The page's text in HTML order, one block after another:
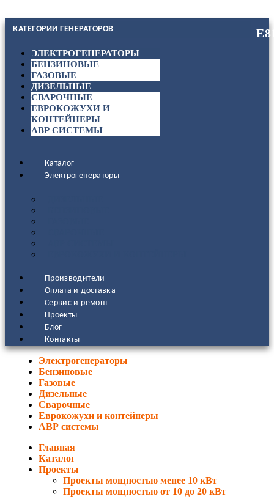
КАТЕГОРИИ ГЕНЕРАТОРОВ
ЭЛЕКТРОГЕНЕРАТОРЫ
БЕНЗИНОВЫЕ
ГАЗОВЫЕ
ДИЗЕЛЬНЫЕ
СВАРОЧНЫЕ
ЕВРОКОЖУХИ И
КОНТЕЙНЕРЫ
АВР СИСТЕМЫ
Каталог
Электрогенераторы
Производители
Оплата и доставка
Сервис и ремонт
Проекты
Блог
Контакты
Электрогенераторы
Бензиновые
Газовые
Дизельные
Сварочные
Еврокожухи и контейнеры
АВР системы
Главная
Каталог
Проекты
Проекты мощностью менее 10 кВт
Проекты мощностью от 10 до 20 кВт